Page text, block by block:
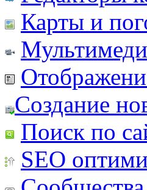
Карты и
Создание
Поиск по
SEO